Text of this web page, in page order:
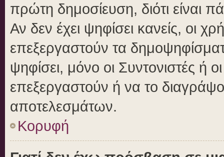
πρώτη δημοσίευση, διότι είναι
Αν δεν έχει ψηφίσει κανείς, οι
επεξεργαστούν τα
ψηφίσει, μόνο οι Συντονιστές ή
επεξεργαστούν ή να το
αποτελεσμάτων.
Κορυφή